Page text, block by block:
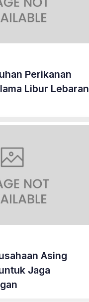
Perikanan
Libur Lebaran
Asing
Jaga